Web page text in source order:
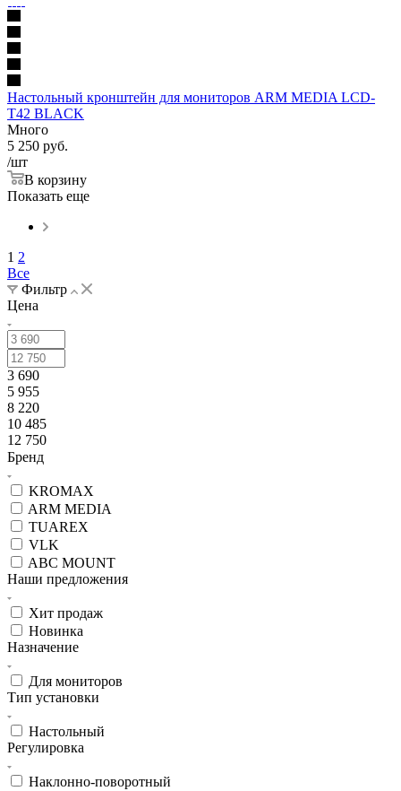
Настольный кронштейн для мониторов ARM MEDIA LCD-
T42 BLACK
Много
5 250 руб.
/шт
В корзину
Показать еще
1 2
Все
Фильтр
Цена
3 690
5 955
8 220
10 485
12 750
Бренд
KROMAX
ARM MEDIA
TUAREX
VLK
ABC MOUNT
Наши предложения
Хит продаж
Новинка
Назначение
Для мониторов
Тип установки
Настольный
Регулировка
Наклонно-поворотный